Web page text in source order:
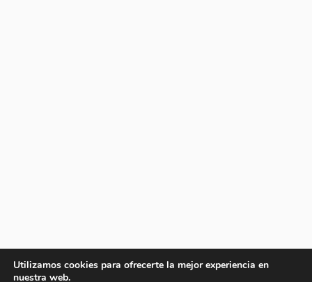
Utilizamos cookies para ofrecerte la mejor experiencia en
nuestra web.